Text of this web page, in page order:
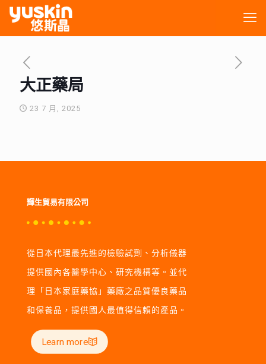
大正藥局
23 7 月, 2025
輝生貿易有限公司
從日本代理最先進的檢驗試劑、分析儀器
提供國內各醫學中心、研究機構等。並代
理「日本家庭藥協」藥廠之品質優良藥品
和保養品，提供國人最值得信賴的產品。
Learn more